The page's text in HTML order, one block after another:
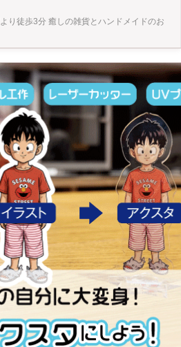
り徒歩3分 癒しの雑貨とハンドメイドのお